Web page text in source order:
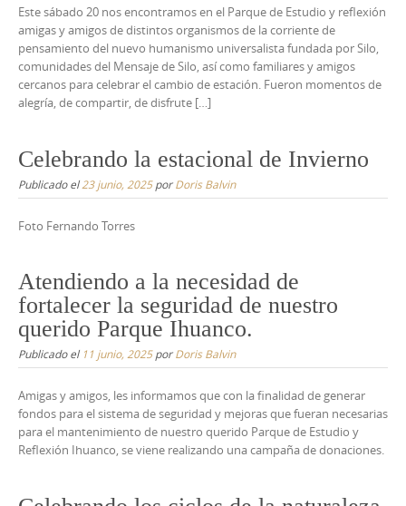
Este sábado 20 nos encontramos en el Parque de Estudio y reflexión
amigas y amigos de distintos organismos de la corriente de
pensamiento del nuevo humanismo universalista fundada por Silo,
comunidades del Mensaje de Silo, así como familiares y amigos
cercanos para celebrar el cambio de estación. Fueron momentos de
alegría, de compartir, de disfrute […]
Celebrando la estacional de Invierno
Publicado el23 junio, 2025porDoris Balvin
Foto Fernando Torres
Atendiendo a la necesidad de
fortalecer la seguridad de nuestro
querido Parque Ihuanco.
Publicado el 11 junio, 2025porDoris Balvin
Amigas y amigos, les informamos que con la finalidad de generar
fondos para el sistema de seguridad y mejoras que fueran necesarias
para el mantenimiento de nuestro querido Parque de Estudio y
Reflexión Ihuanco, se viene realizando una campaña de donaciones.